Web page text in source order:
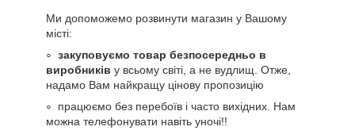
Ми допоможемо розвинути магазин у Вашому
місті:
закуповуємо товар безпосередньо в
виробників у всьому світі, а не вудлищ. Отже,
надамо Вам найкращу цінову пропозицію
працюємо без перебоїв і часто вихідних. Нам
можна телефонувати навіть уночі!!